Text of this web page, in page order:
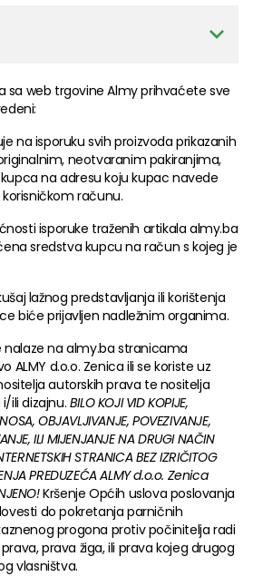
sa web trgovine Almy prihvaćete sve
na isporuku svih proizvoda prikazanih
neotvaranim pakiranjima,
na adresu koju kupac navede
računu.
isporuke traženih artikala almy.ba
sredstva kupcu na račun s kojeg je
lažnog predstavljanja ili korištenja
biće prijavljen nadležnim organima.
nalaze na almy.ba stranicama
ALMY d.o.o. Zenica ili se koriste uz
autorskih prava te nositelja
ili dizajnu. BILO KOJI VID KOPIJE,
OBJAVLJIVANJE, POVEZIVANJE,
ILI MIJENJANJE NA DRUGI NAČIN
STRANICA BEZ IZRIČITOG
PREDUZEĆA ALMY d.o.o. Zenica
Kršenje Općih uslova poslovanja
do pokretanja parničnih
progona protiv počinitelja radi
prava žiga, ili prava kojeg drugog
vlasništva.